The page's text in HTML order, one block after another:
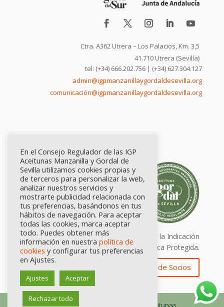
Ctra. A362 Utrera – Los Palacios, Km. 3,5
41.710 Utrera (Sevilla)
tel: (+34) 666.202.756 | (+34) 627.304.127
admin@igpmanzanillaygordaldesevilla.org
comunicación@igpmanzanillaygordaldesevilla.org
Calidad certificada por Origen. Sellos de la Indicación
Geográfica Protegida.
Zona de Socios
© Consejo Regulador de las IGP Aceitunas
En el Consejo Regulador de las IGP
Aceitunas Manzanilla y Gordal de
Sevilla utilizamos cookies propias y
de terceros para personalizar la web,
analizar nuestros servicios y
mostrarte publicidad relacionada con
tus preferencias, basándonos en tus
hábitos de navegación. Para aceptar
todas las cookies, marca aceptar
todo. Puedes obtener más
información en nuestra política de
cookies y configurar tus preferencias
en Ajustes.
Ajustes Aceptar
Rechazar todo